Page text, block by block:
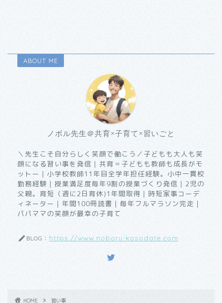
ABOUT ME
ノボル先生＠共育×子育て×習いごと
＼先生こそ自分らしく笑顔で働こう／子どもも大人も笑
顔になる習い事を発信｜共育＝子どもも教師も成長がモ
ットー｜小学校教師11年目全学年担任経験。小中一貫校
勤務経験｜授業満足度毎年9割の授業づくり発信｜2児の
父親。育短（週に2日育休)1年間取得｜時短家事コーデ
ィネーター｜年間100冊読書｜毎年フルマラソン完走｜
パパママの笑顔が最幸の子育て
BLOG： https://www.noboru-kosodate.com
HOME 習い事